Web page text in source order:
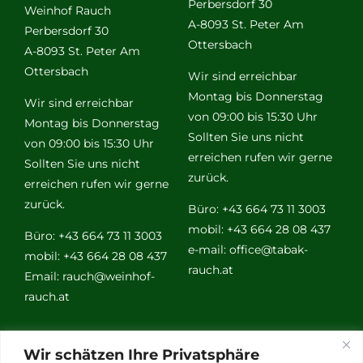
Wir schätzen Ihre Privatsphäre
Weinhof Rauch
Perbersdorf 30
A-8093 St. Peter Am
Ottersbach
Wir sind erreichbar
Montag bis Donnerstag
von 09:00 bis 15:30 Uhr
Sollten Sie uns nicht
erreichen rufen wir gerne
zurück.
Büro: +43 664 73 11 3003
mobil: +43 664 28 08 437
Email: rauch@weinhof-
rauch.at
Perbersdorf 30
A-8093 St. Peter Am
Ottersbach
Wir sind erreichbar
Montag bis Donnerstag
von 09:00 bis 15:30 Uhr
Sollten Sie uns nicht
erreichen rufen wir gerne
zurück.
Büro: +43 664 73 11 3003
mobil: +43 664 28 08 437
e-mail: office@tabak-
rauch.at
Weitere